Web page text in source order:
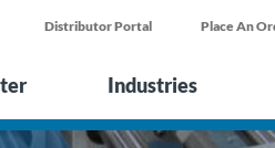
Distributor Portal Place An
Industries